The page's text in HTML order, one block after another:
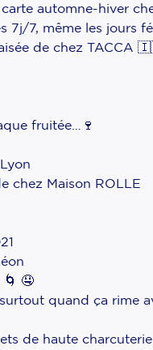
automne-hiver
7j/7, même les jours
de chez TACCA
fruitée…🍷
chez Maison ROLLE
🤤
quand ça rime
de haute